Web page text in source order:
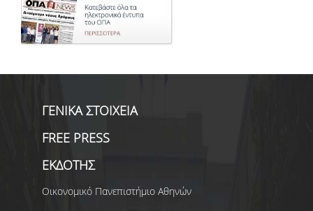
ΓΕΝΙΚΑ ΣΤΟΙΧΕΙΑ
FREE PRESS
ΕΚΔΟΤΗΣ
Οικονομικό Πανεπιστήμιο Αθηνών